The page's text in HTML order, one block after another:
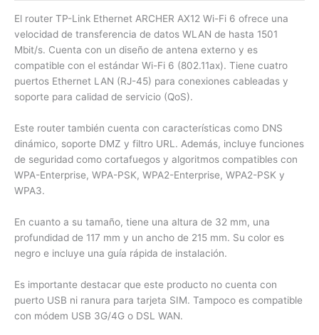
El router TP-Link Ethernet ARCHER AX12 Wi-Fi 6 ofrece una
velocidad de transferencia de datos WLAN de hasta 1501
Mbit/s. Cuenta con un diseño de antena externo y es
compatible con el estándar Wi-Fi 6 (802.11ax). Tiene cuatro
puertos Ethernet LAN (RJ-45) para conexiones cableadas y
soporte para calidad de servicio (QoS).
Este router también cuenta con características como DNS
dinámico, soporte DMZ y filtro URL. Además, incluye funciones
de seguridad como cortafuegos y algoritmos compatibles con
WPA-Enterprise, WPA-PSK, WPA2-Enterprise, WPA2-PSK y
WPA3.
En cuanto a su tamaño, tiene una altura de 32 mm, una
profundidad de 117 mm y un ancho de 215 mm. Su color es
negro e incluye una guía rápida de instalación.
Es importante destacar que este producto no cuenta con
puerto USB ni ranura para tarjeta SIM. Tampoco es compatible
con módem USB 3G/4G o DSL WAN.